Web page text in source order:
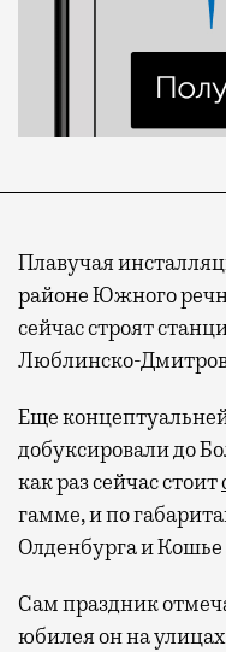
Плавучая
районе Южного
сейчас строят
Люблинско-
Еще
добуксировали до
как раз сейчас стоит
гамме, и по
Олденбурга и
Сам праздник
юбилея он на